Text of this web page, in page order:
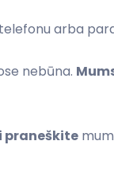
arba
nebūna.
praneškite